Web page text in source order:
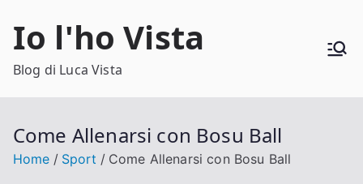
Io l'ho Vista
Blog di Luca Vista
Come Allenarsi con Bosu Ball
Home Sport Come Allenarsi con Bosu Ball